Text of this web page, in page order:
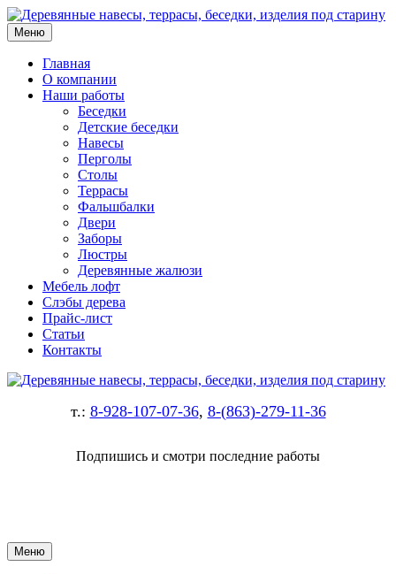
Меню
Главная
О компании
Наши работы
Беседки
Детские беседки
Навесы
Перголы
Столы
Террасы
Фальшбалки
Двери
Заборы
Люстры
Деревянные жалюзи
Мебель лофт
Слэбы дерева
Прайс-лист
Статьи
Контакты
т.: 8-928-107-07-36, 8-(863)-279-11-36
Подпишись и смотри последние работы
Меню